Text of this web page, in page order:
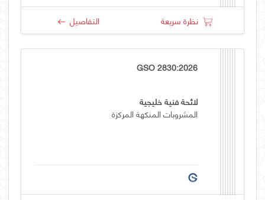
نظرة سريعة التفاصيل
GSO 2830:2026
لائحة فنية خليجية
المشروبات المنكهة المركزة